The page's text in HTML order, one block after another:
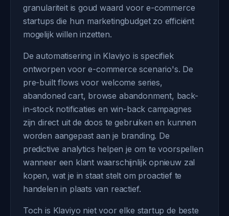
granulariteit is goud waard voor e-commerce
startups die hun marketingbudget zo efficiënt
mogelijk willen inzetten.
De automatisering in Klaviyo is specifiek
ontworpen voor e-commerce scenario's. De
pre-built flows voor welcome series,
abandoned cart, browse abandonment, back-
in-stock notificaties en win-back campagnes
zijn direct uit de doos te gebruiken en kunnen
worden aangepast aan je branding. De
predictive analytics helpen je om te voorspellen
wanneer een klant waarschijnlijk opnieuw zal
kopen, wat je in staat stelt om proactief te
handelen in plaats van reactief.
Toch is Klaviyo niet voor elke startup de beste